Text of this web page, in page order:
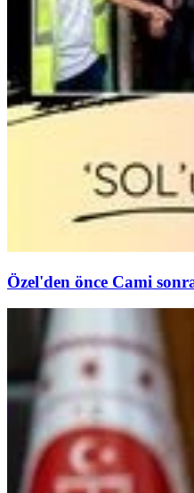
Özel'den önce Cami